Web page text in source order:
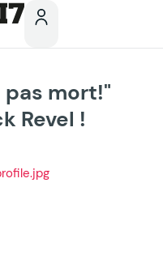
pas mort!"
Revel !